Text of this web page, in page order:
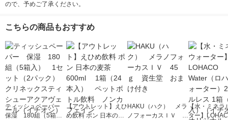
ので、予めご了承ください。
こちらの商品もおすすめ
ティッシュペーパー
保湿 180組（5箱
【アウトレット】えひ
め飲料 ポン 日本の麦
HAKU（ハク） メラ
ノフォーカスＩＶ 4
【水・ミネラ
ター】